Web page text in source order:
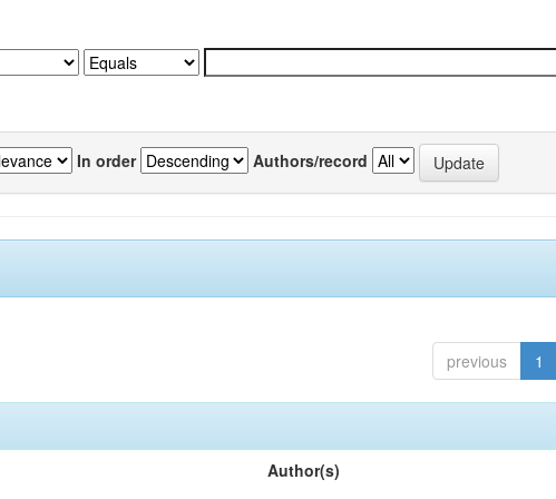
In order Authors/record
previous 1
Author(s)